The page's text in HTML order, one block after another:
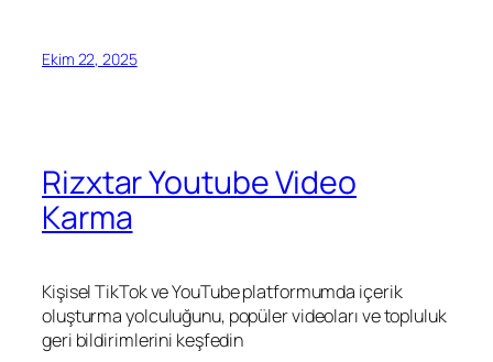
Ekim 22, 2025
Rizxtar Youtube Video
Karma
Kişisel TikTok ve YouTube platformumda içerik
oluşturma yolculuğunu, popüler videoları ve topluluk
geri bildirimlerini keşfedin